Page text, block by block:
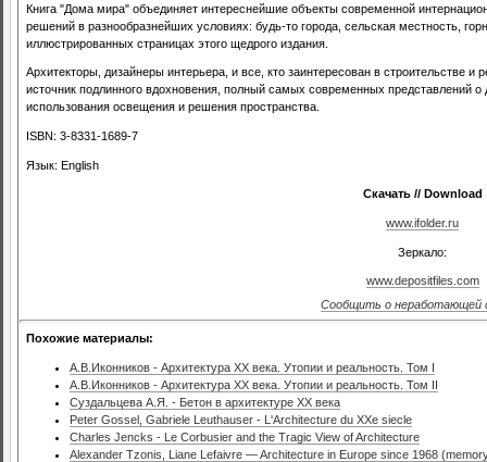
Книга "Дома мира" объединяет интереснейшие объекты современной
решений в разнообразнейших условиях: будь-то города, сельская местность,
иллюстрированных страницах этого щедрого издания.
Архитекторы, дизайнеры интерьера, и все, кто заинтересован в строительстве
источник подлинного вдохновения, полный самых современных представлений
использования освещения и решения пространства.
ISBN: 3-8331-1689-7
Язык: English
Скачать // Download
www.ifolder.ru
Зеркало:
www.depositfiles.com
Сообщить о неработающей
Похожие материалы:
А.В.Иконников - Архитектура XX века. Утопии и реальность. Том I
А.В.Иконников - Архитектура XX века. Утопии и реальность. Том II
Суздальцева А.Я. - Бетон в архитектуре XX века
Peter Gossel, Gabriele Leuthauser - L'Architecture du XXe siecle
Charles Jencks - Le Corbusier and the Tragic View of Architecture
Alexander Tzonis, Liane Lefaivre — Architecture in Europe since 1968